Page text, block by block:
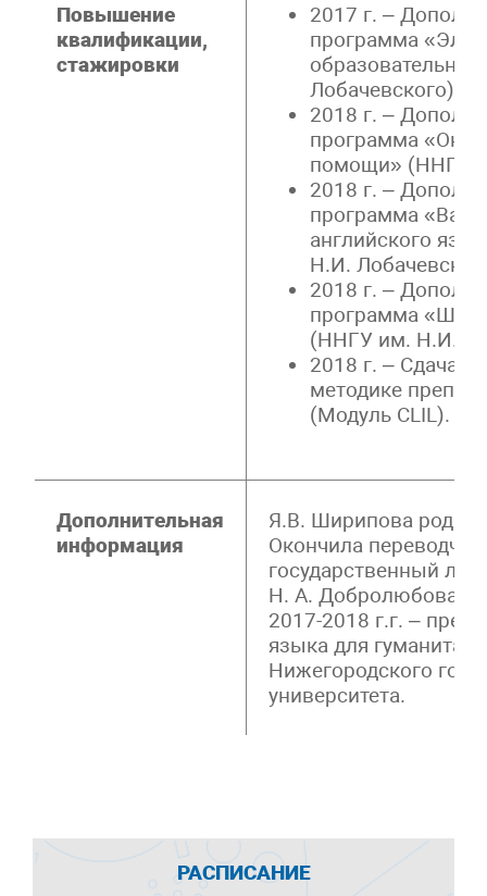
Повышение
квалификации,
стажировки
2017 г. –
программа
Лобачевского)
2018 г. –
программа
помощи» (ННГУ
2018 г. –
программа
английского
Н.И.
2018 г. –
программа
(ННГУ им. Н.И.
2018 г. – Сдача
методике
(Модуль CLIL).
Дополнительная
информация
Я.В. Ширипова
Окончила
государственный
Н. А. Добролюбова
2017-2018 г.г. –
языка для
Нижегородского
университета.
РАСПИСАНИЕ